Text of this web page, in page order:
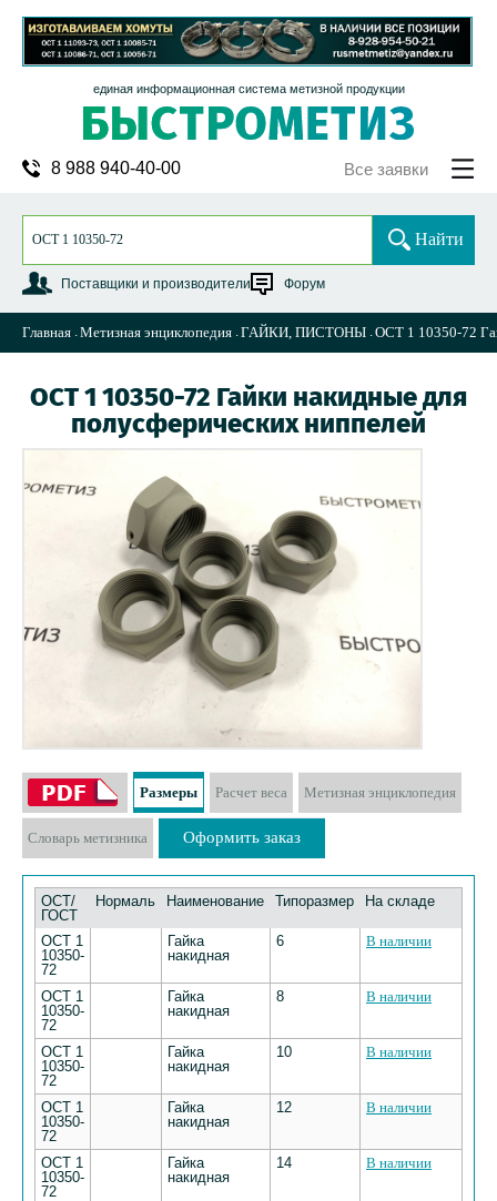
единая информационная система метизной продукции
8 988 940-40-00 Все заявки
Поставщики и производители Форум
Найти
Главная Метизная энциклопедия ГАЙКИ, ПИСТОНЫ ОСТ 1 10350-72
ОСТ 1 10350-72 Гайки накидные для
полусферических ниппелей
Размеры Расчет веса Метизная энциклопедия
Словарь метизника Оформить заказ
ОСТ/
ГОСТ
Нормаль Наименование Типоразмер На складе
ОСТ 1
10350-
72
Гайка
накидная
6 В наличии
ОСТ 1
10350-
72
Гайка
накидная
8 В наличии
ОСТ 1
10350-
72
Гайка
накидная
10 В наличии
ОСТ 1
10350-
72
Гайка
накидная
12 В наличии
ОСТ 1
10350-
72
Гайка
накидная
14 В наличии